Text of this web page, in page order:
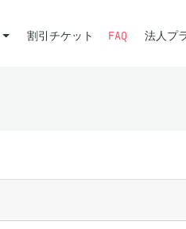
割引チケット FAQ 法人プ